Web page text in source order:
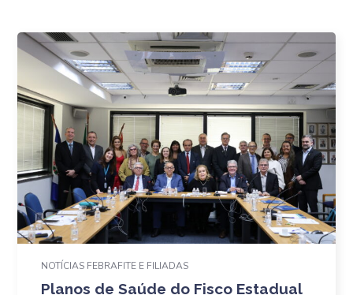
NOTÍCIAS FEBRAFITE E FILIADAS
Planos de Saúde do Fisco Estadual